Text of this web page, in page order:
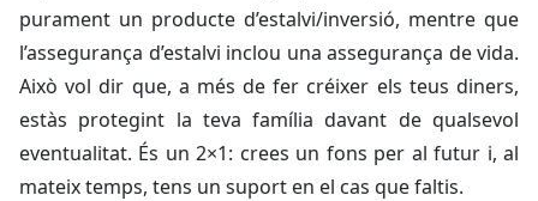
purament un producte d’estalvi/inversió, mentre que
l’assegurança d’estalvi inclou una assegurança de vida.
Això vol dir que, a més de fer créixer els teus diners,
estàs protegint la teva família davant de qualsevol
eventualitat. És un 2×1: crees un fons per al futur i, al
mateix temps, tens un suport en el cas que faltis.